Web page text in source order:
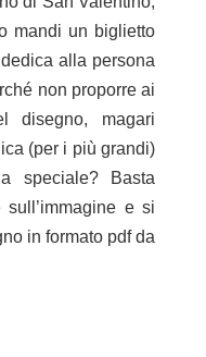
mandi un biglietto
alla persona
non proporre ai
disegno, magari
(per i più grandi)
speciale? Basta
e si
in formato pdf da